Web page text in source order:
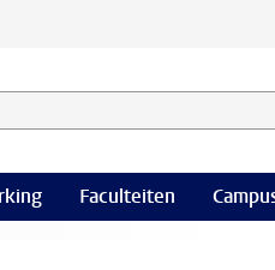
categorie
Faculteiten